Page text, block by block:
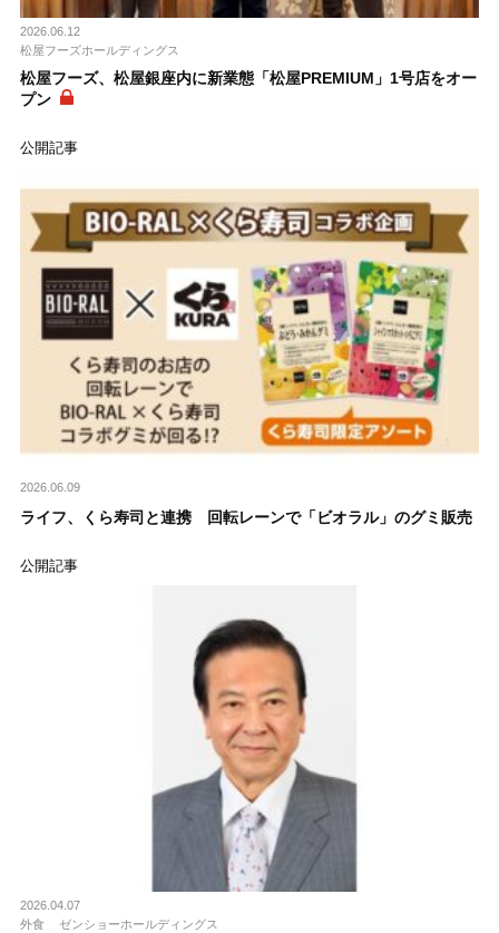
2026.06.12
松屋フーズホールディングス
松屋フーズ、松屋銀座内に新業態「松屋PREMIUM」1号店をオー
プン
公開記事
2026.06.09
ライフ、くら寿司と連携 回転レーンで「ビオラル」のグミ販売
公開記事
2026.04.07
外食
ゼンショーホールディングス